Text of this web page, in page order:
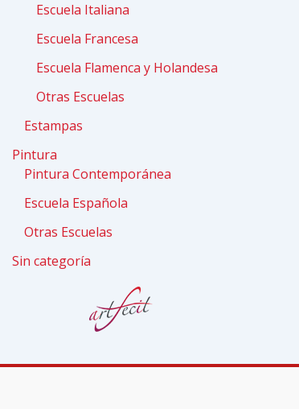
Escuela Italiana
Escuela Francesa
Escuela Flamenca y Holandesa
Otras Escuelas
Estampas
Pintura
Pintura Contemporánea
Escuela Española
Otras Escuelas
Sin categoría